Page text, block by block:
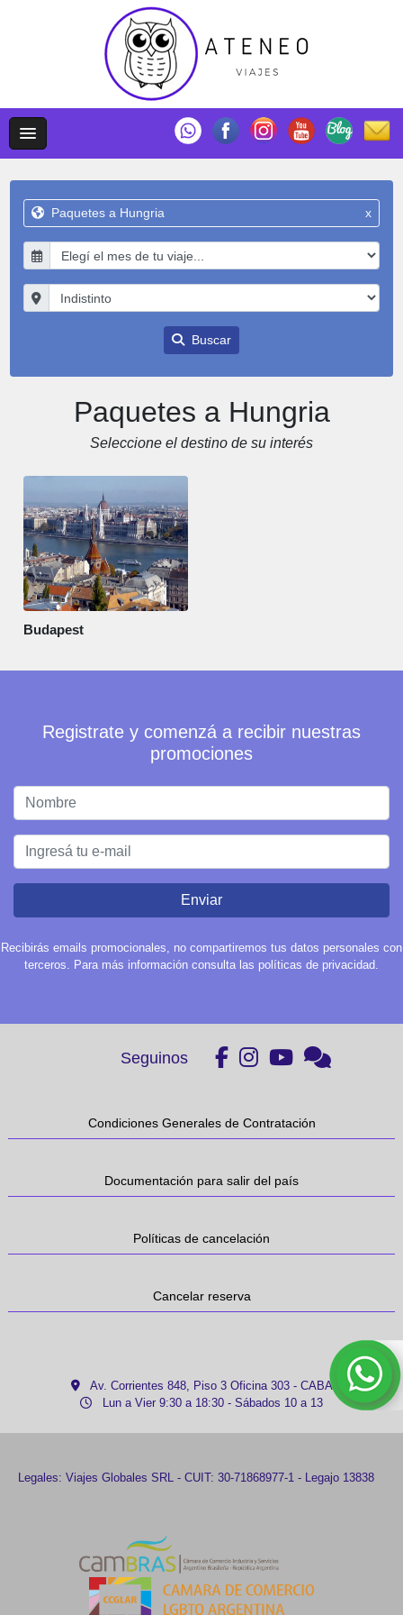
Paquetes a Hungria x
Buscar
Paquetes a Hungria
Seleccione el destino de su interés
Budapest
Registrate y comenzá a recibir nuestras
promociones
Enviar
Recibirás emails promocionales, no compartiremos tus datos personales con
terceros. Para más información consulta las políticas de privacidad.
Seguinos
Condiciones Generales de Contratación
Documentación para salir del país
Políticas de cancelación
Cancelar reserva
Av. Corrientes 848, Piso 3 Oficina 303 - CABA
Lun a Vier 9:30 a 18:30 - Sábados 10 a 13
Legales: Viajes Globales SRL - CUIT: 30-71868977-1 - Legajo 13838